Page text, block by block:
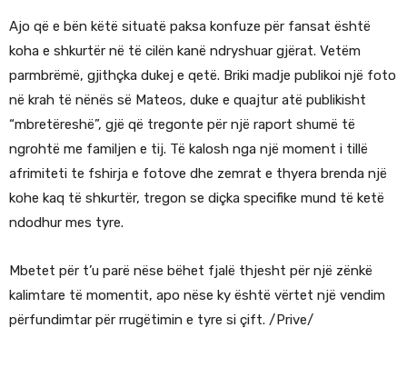
Ajo që e bën këtë situatë paksa konfuze për fansat është
koha e shkurtër në të cilën kanë ndryshuar gjërat. Vetëm
parmbrëmë, gjithçka dukej e qetë. Briki madje publikoi një foto
në krah të nënës së Mateos, duke e quajtur atë publikisht
“mbretëreshë”, gjë që tregonte për një raport shumë të
ngrohtë me familjen e tij. Të kalosh nga një moment i tillë
afrimiteti te fshirja e fotove dhe zemrat e thyera brenda një
kohe kaq të shkurtër, tregon se diçka specifike mund të ketë
ndodhur mes tyre.
Mbetet për t’u parë nëse bëhet fjalë thjesht për një zënkë
kalimtare të momentit, apo nëse ky është vërtet një vendim
përfundimtar për rrugëtimin e tyre si çift. /Prive/